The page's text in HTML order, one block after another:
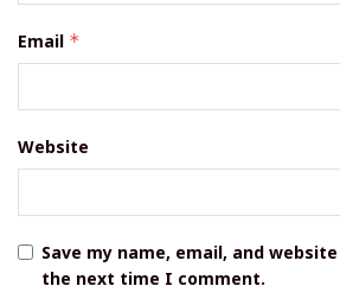
Email *
Website
Save my name, email, and
the next time I comment.